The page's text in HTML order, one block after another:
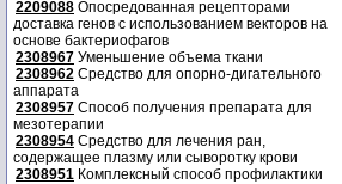
2209088 Опосредованная рецепторами
доставка генов с использованием векторов на
основе бактериофагов
2308967 Уменьшение объема ткани
2308962 Средство для опорно-дигательного
аппарата
2308957 Способ получения препарата для
мезотерапии
2308954 Средство для лечения ран,
содержащее плазму или сыворотку крови
2308951 Комплексный способ профилактики